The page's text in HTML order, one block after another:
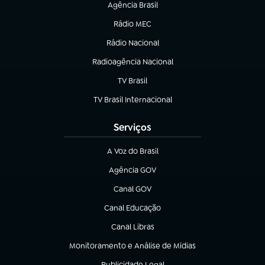
Agência Brasil
(abre em nova aba)
Rádio MEC
Rádio Nacional
(abre em nova aba)
Radioagência Nacional
(abre em nova aba)
TV Brasil
(abre em nova aba)
TV Brasil Internacional
(abre em nova aba)
Serviços
A Voz do Brasil
(abre em nova aba)
Agência GOV
(abre em nova aba)
Canal GOV
(abre em nova aba)
Canal Educação
(abre em nova aba)
Canal Libras
(abre em nova aba)
Monitoramento e Análise de Mídias
(abre em nova aba)